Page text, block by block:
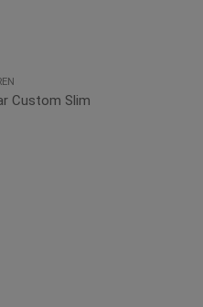
Custom Slim